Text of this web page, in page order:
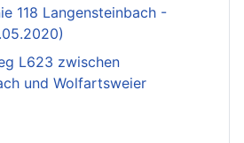
118 Langensteinbach -
L623 zwischen
und Wolfartsweier